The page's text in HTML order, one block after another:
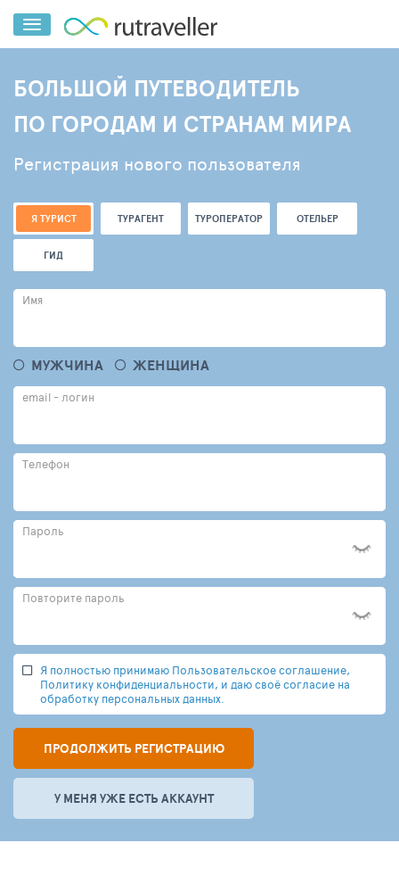
БОЛЬШОЙ ПУТЕВОДИТЕЛЬ
ПО ГОРОДАМ И СТРАНАМ МИРА
Регистрация нового пользователя
Я ТУРИСТ ТУРАГЕНТ ТУРОПЕРАТОР ОТЕЛЬЕР
ГИД
Имя
МУЖЧИНА ЖЕНЩИНА
email - логин
Телефон
Пароль
Повторите пароль
Я полностью принимаю Пользовательское соглашение,
Политику конфиденциальности, и даю своё согласие на
обработку персональных данных.
ПРОДОЛЖИТЬ РЕГИСТРАЦИЮ
У МЕНЯ УЖЕ ЕСТЬ АККАУНТ